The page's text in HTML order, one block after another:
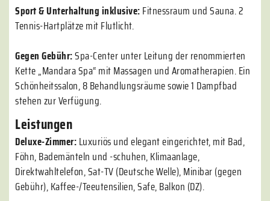
Sport & Unterhaltung inklusive:Fitnessraum und Sauna. 2
Tennis-Hartplätze mit Flutlicht.
Gegen Gebühr:Spa-Center unter Leitung der renommierten
Kette „Mandara Spa“ mit Massagen und Aromatherapien. Ein
Schönheitssalon, 8 Behandlungsräume sowie 1 Dampfbad
stehen zur Verfügung.
Leistungen
Deluxe-Zimmer:Luxuriös und elegant eingerichtet, mit Bad,
Föhn, Bademänteln und -schuhen, Klimaanlage,
Direktwahltelefon, Sat-TV (Deutsche Welle), Minibar (gegen
Gebühr), Kaffee-/Teeutensilien, Safe, Balkon (DZ).